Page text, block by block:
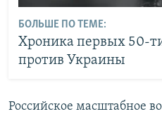
БОЛЬШЕ ПО ТЕМЕ:
Хроника первых 50-
против Украины
Российское масштабное